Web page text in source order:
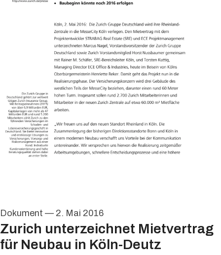
Dokument — 2. Mai 2016
Zurich unterzeichnet Mietvertrag
für Neubau in Köln-Deutz